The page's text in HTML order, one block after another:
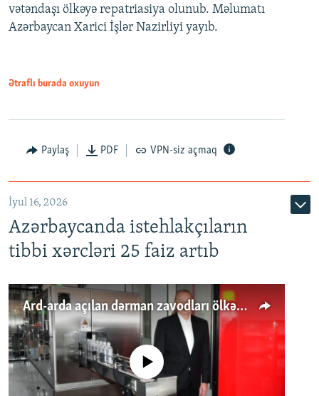
vətəndaşı ölkəyə repatriasiya olunub. Məlumatı
Azərbaycan Xarici İşlər Nazirliyi yayıb.
Ətraflı burada oxuyun
Paylaş PDF VPN-siz açmaq
İyul 16, 2026
Azərbaycanda istehlakçıların
tibbi xərcləri 25 faiz artıb
Ard-arda açılan dərman zavodları ölkənin tələbatını ödəyirmi?
No media source currently available